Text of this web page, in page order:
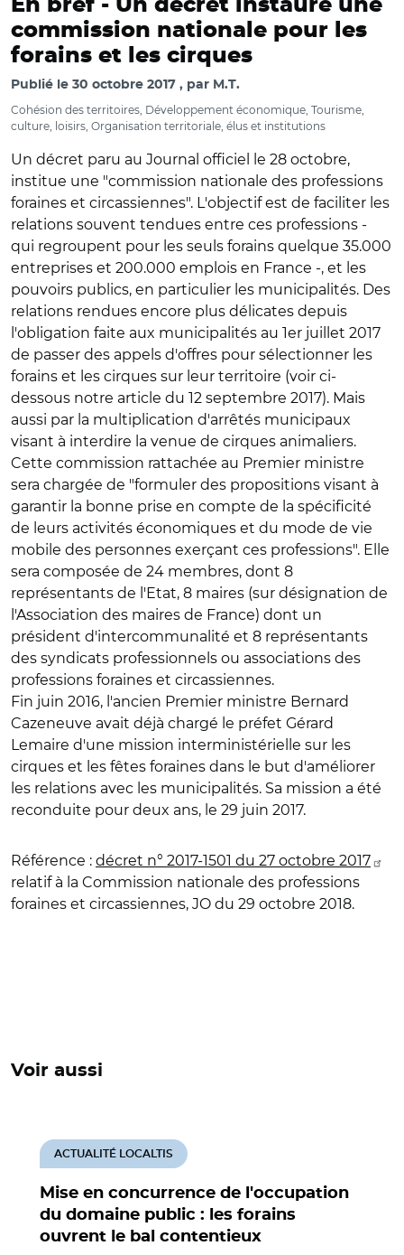
En bref - Un décret instaure une
commission nationale pour les
forains et les cirques
Publié le 30 octobre 2017 par M.T.
Cohésion des territoires, Développement économique, Tourisme,
culture, loisirs, Organisation territoriale, élus et institutions
Un décret paru au Journal officiel le 28 octobre,
institue une "commission nationale des professions
foraines et circassiennes". L'objectif est de faciliter les
relations souvent tendues entre ces professions -
qui regroupent pour les seuls forains quelque 35.000
entreprises et 200.000 emplois en France -, et les
pouvoirs publics, en particulier les municipalités. Des
relations rendues encore plus délicates depuis
l'obligation faite aux municipalités au 1er juillet 2017
de passer des appels d'offres pour sélectionner les
forains et les cirques sur leur territoire (voir ci-
dessous notre article du 12 septembre 2017). Mais
aussi par la multiplication d'arrêtés municipaux
visant à interdire la venue de cirques animaliers.
Cette commission rattachée au Premier ministre
sera chargée de "formuler des propositions visant à
garantir la bonne prise en compte de la spécificité
de leurs activités économiques et du mode de vie
mobile des personnes exerçant ces professions". Elle
sera composée de 24 membres, dont 8
représentants de l'Etat, 8 maires (sur désignation de
l'Association des maires de France) dont un
président d'intercommunalité et 8 représentants
des syndicats professionnels ou associations des
professions foraines et circassiennes.
Fin juin 2016, l'ancien Premier ministre Bernard
Cazeneuve avait déjà chargé le préfet Gérard
Lemaire d'une mission interministérielle sur les
cirques et les fêtes foraines dans le but d'améliorer
les relations avec les municipalités. Sa mission a été
reconduite pour deux ans, le 29 juin 2017.
Référence : décret n° 2017-1501 du 27 octobre 2017
relatif à la Commission nationale des professions
foraines et circassiennes, JO du 29 octobre 2018.
Voir aussi
Mise en concurrence de l'occupation
du domaine public : les forains
ouvrent le bal contentieux
ACTUALITÉ LOCALTIS